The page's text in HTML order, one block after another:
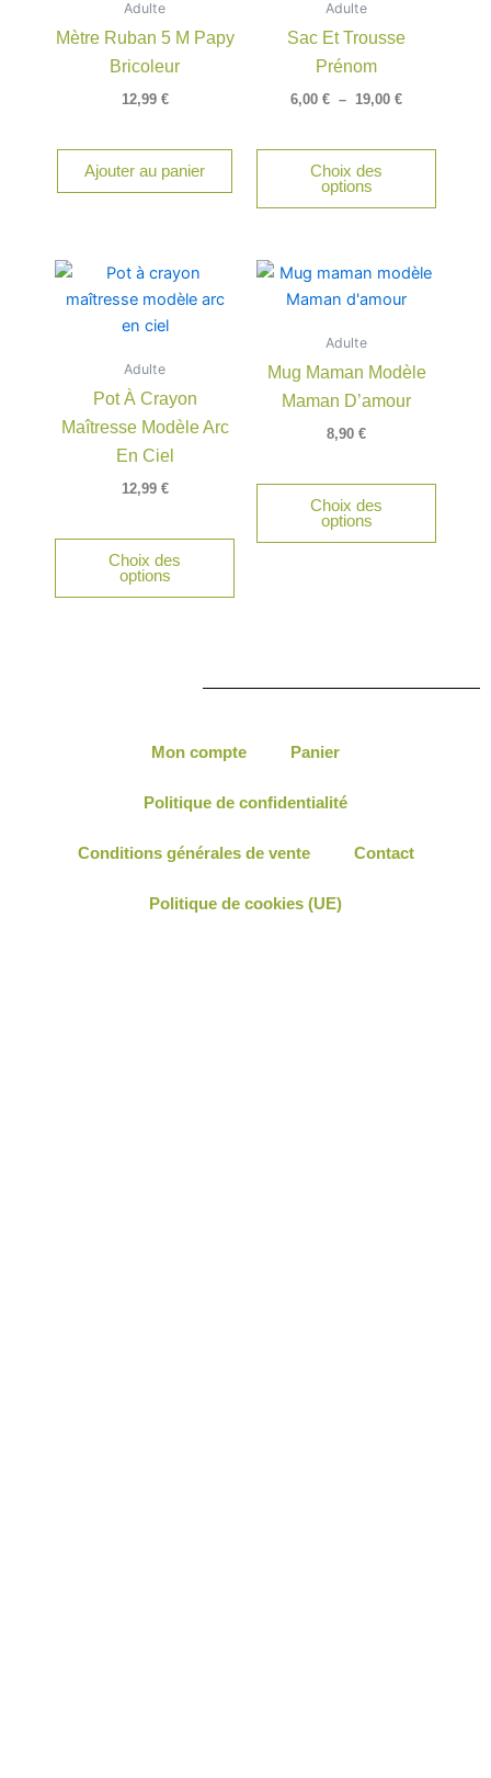
Adulte
Mètre Ruban 5 M Papy
Bricoleur
12,99 €
Ajouter au panier
Adulte
Sac Et Trousse
Prénom
6,00 € – 19,00 €
Choix des
options
être
Adulte
Pot À Crayon
Maîtresse Modèle Arc
En Ciel
12,99 €
Choix des
options
Adulte
Mug Maman Modèle
Maman D’amour
8,90 €
Choix des
options
Mon compte Panier
Politique de confidentialité
Conditions générales de vente Contact
Politique de cookies (UE)